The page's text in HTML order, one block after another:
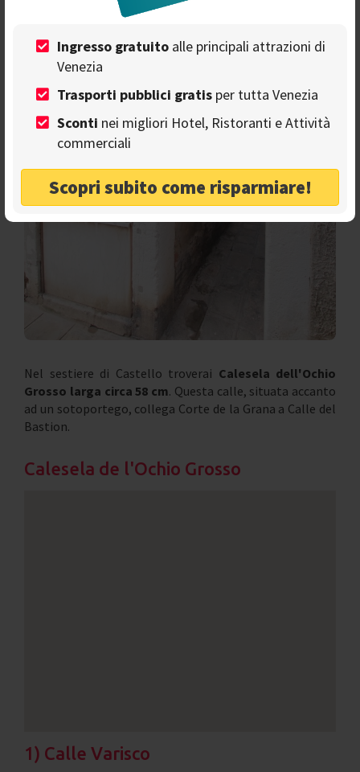
Ingresso gratuito alle principali attrazioni di
Venezia
Trasporti pubblici gratis per tutta Venezia
Sconti nei migliori Hotel, Ristoranti e Attività
commerciali
Scopri subito come risparmiare!
Nel sestiere di Castello troverai Calesela dell'Ochio
Grosso larga circa 58 cm. Questa calle, situata accanto
ad un sotoportego, collega Corte de la Grana a Calle del
Bastion.
Calesela de l'Ochio Grosso
1) Calle Varisco